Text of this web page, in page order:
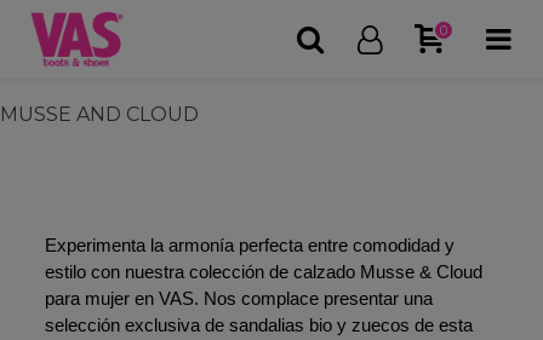
0
MUSSE AND CLOUD
Experimenta la armonía perfecta entre comodidad y
estilo con nuestra colección de calzado Musse & Cloud
para mujer en VAS. Nos complace presentar una
selección exclusiva de sandalias bio y zuecos de esta